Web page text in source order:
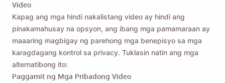
Video
Kapag ang mga hindi nakalistang video ay hindi ang
pinakamahusay na opsyon, ang ibang mga pamamaraan ay
maaaring magbigay ng parehong mga benepisyo sa mga
karagdagang kontrol sa privacy. Tuklasin natin ang mga
alternatibong ito:
Paggamit ng Mga Pribadong Video